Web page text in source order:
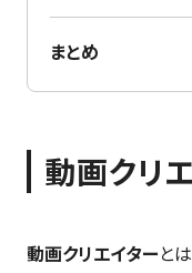
まとめ
動画クリ
動画クリエイターと